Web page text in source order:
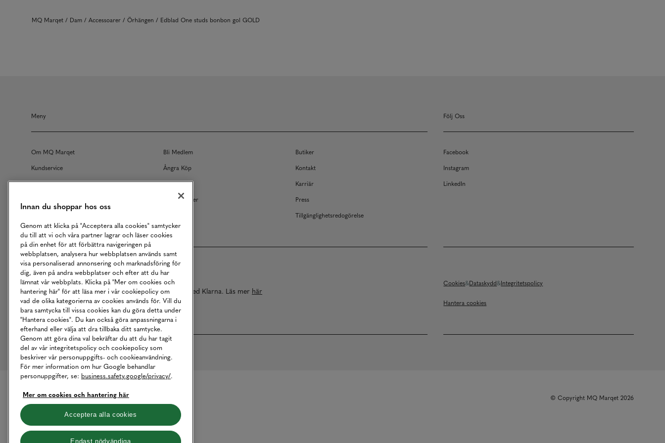
MQ Marqet Dam Accessoarer Örhängen Edblad One studs bonbon gol GOLD
Meny
Om MQ Marqet Bli Medlem
Butiker
Kundservice
Ångra Köp
Kontakt
Returer
Köpvillkor
Karriär
Våra Tjänster
Press
Tillgänglighetsredogörelse
Följ Oss
Facebook
Instagram
LinkedIn
Betalningar online sköts i samarbete med Klarna. Läs mer här
Cookies Dataskydd Integritetspolicy
Hantera cookies
© Copyright MQ Marqet 2026
Innan du shoppar hos oss
Genom att klicka på "Acceptera alla cookies" samtycker
du till att vi och våra partner lagrar och läser cookies
på din enhet för att förbättra navigeringen på
webbplatsen, analysera hur webbplatsen används samt
visa personaliserad annonsering och marknadsföring för
dig, även på andra webbplatser och efter att du har
lämnat vår webbplats. Klicka på "Mer om cookies och
hantering här" för att läsa mer i vår cookiepolicy om
vad de olika kategorierna av cookies används för. Vill du
bara samtycka till vissa cookies kan du göra detta under
"Hantera cookies". Du kan också göra anpassningarna i
efterhand eller välja att dra tillbaka ditt samtycke.
Genom att göra dina val bekräftar du att du har tagit
del av vår integritetspolicy och cookiepolicy som
beskriver vår personuppgifts- och cookieanvändning.
För mer information om hur Google behandlar
personuppgifter, se: business.safety.google/privacy/.
Mer om cookies och hantering här
Acceptera alla cookies
Endast nödvändiga